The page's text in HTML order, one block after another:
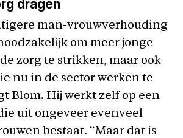
dragen
man-vrouwverhouding
om meer jonge
zorg te strikken, maar ook
nu in de sector werken te
Blom. Hij werkt zelf op een
uit ongeveer evenveel
bestaat. “Maar dat is